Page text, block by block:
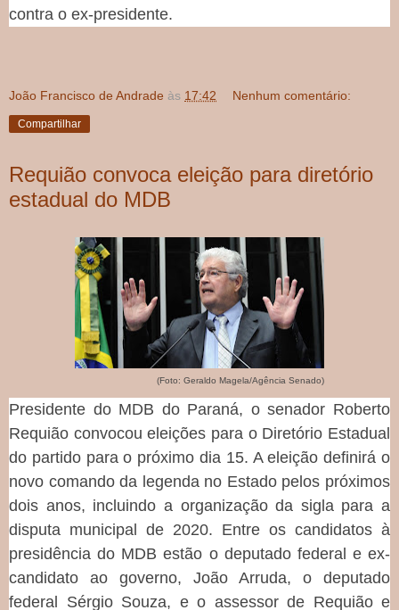
contra o ex-presidente.
João Francisco de Andrade às 17:42 Nenhum comentário:
Compartilhar
Requião convoca eleição para diretório
estadual do MDB
(Foto: Geraldo Magela/Agência Senado)
Presidente do MDB do Paraná, o senador Roberto
Requião convocou eleições para o Diretório Estadual
do partido para o próximo dia 15. A eleição definirá o
novo comando da legenda no Estado pelos próximos
dois anos, incluindo a organização da sigla para a
disputa municipal de 2020. Entre os candidatos à
presidência do MDB estão o deputado federal e ex-
candidato ao governo, João Arruda, o deputado
federal Sérgio Souza, e o assessor de Requião e